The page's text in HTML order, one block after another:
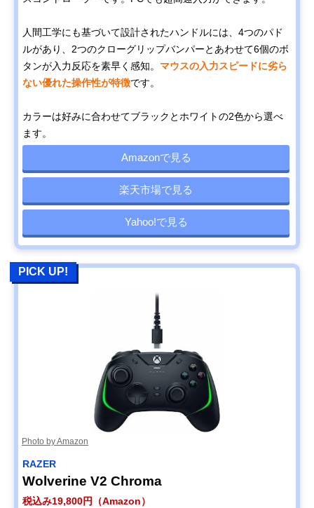
人間工学にも基づいて設計されたハンドルには、4つのパド
ルがあり、2つのクローグリップバンパーとあわせて6個のボ
タンが入力反応を素早く感知。 マウスの入力スピードに劣ら
ない優れた操作性が特徴です。
カラーは好みに合わせてブラックとホワイトの2色から選べ
ます。
Amazonで見る
楽天市場で見る
Yahoo!で見る
PICK UP!
Photo by Amazon
RAZER
Wolverine V2 Chroma
税込み19,800円（Amazon）